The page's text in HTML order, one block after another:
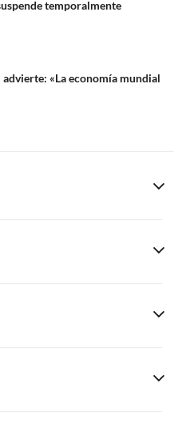
temporalmente
«La economía mundial